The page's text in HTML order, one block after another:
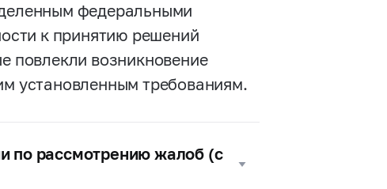
федеральными
к принятию решений
повлекли возникновение
установленным требованиям.
по рассмотрению жалоб (с